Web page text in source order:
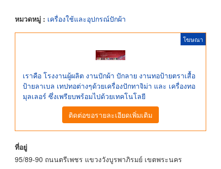
หมวดหมู่ : เครื่องใช้และอุปกรณ์ปักผ้า
โฆษณา
เราคือ โรงงานผู้ผลิต งานปักผ้า ปักลาย งานทอป้ายตราเสื้อ
ป้ายลาเบล เทปทอต่างๆด้วยเครื่องปักทาจิม่า และ เครื่องทอ
มุลเลอร์ ซึ่งเพรียบพร้อมไปด้วยเทคโนโลยี
ติดต่อขอรายละเอียดเพิ่มเติม
ที่อยู่
95/89-90 ถนนตรีเพชร แขวงวังบูรพาภิรมย์ เขตพระนคร